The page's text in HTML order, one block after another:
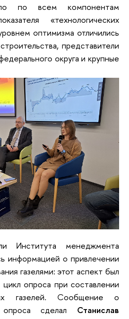
по всем компонентам
«технологических
оптимизма отличились
представители
округа и крупные
Института менеджмента
информацией о привлечении
газелями: этот аспект был
опроса при составлении
газелей. Сообщение о
опроса сделал Станислав